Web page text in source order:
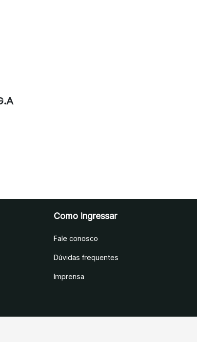
Como ingressar
Fale conosco
Dúvidas frequentes
Imprensa